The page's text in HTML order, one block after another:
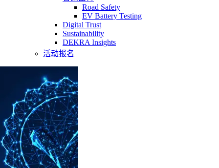
Road Safety
EV Battery Testing
Digital Trust
Sustainability
DEKRA Insights
活动报名